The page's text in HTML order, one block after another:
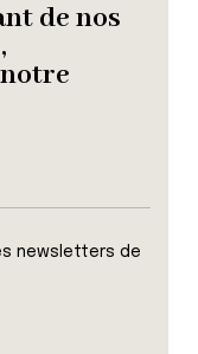
de nos
newsletters de